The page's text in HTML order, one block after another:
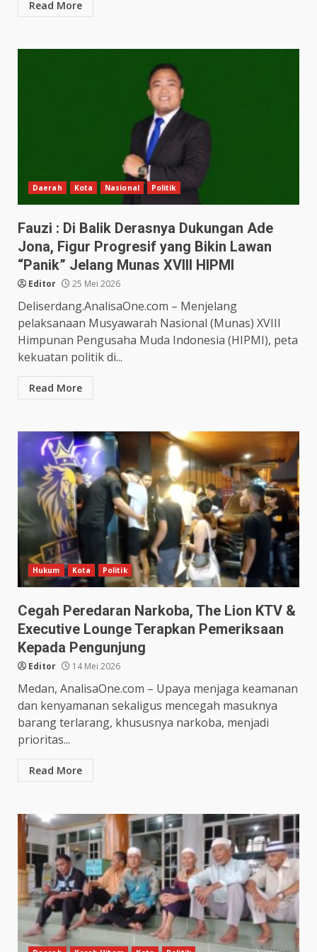
Read More
Daerah Kota Nasional Politik
Fauzi : Di Balik Derasnya Dukungan Ade
Jona, Figur Progresif yang Bikin Lawan
“Panik” Jelang Munas XVIII HIPMI
Editor 25 Mei 2026
Deliserdang.AnalisaOne.com – Menjelang
pelaksanaan Musyawarah Nasional (Munas) XVIII
Himpunan Pengusaha Muda Indonesia (HIPMI), peta
kekuatan politik di...
Read More
Hukum Kota Politik
Cegah Peredaran Narkoba, The Lion KTV &
Executive Lounge Terapkan Pemeriksaan
Kepada Pengunjung
Editor 14 Mei 2026
Medan, AnalisaOne.com – Upaya menjaga keamanan
dan kenyamanan sekaligus mencegah masuknya
barang terlarang, khususnya narkoba, menjadi
prioritas...
Read More